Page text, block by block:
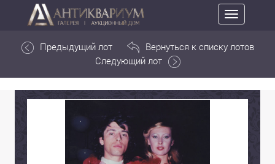
Toggle
navigation
Предыдущий лот
Вернуться к списку лотов
Следующий лот